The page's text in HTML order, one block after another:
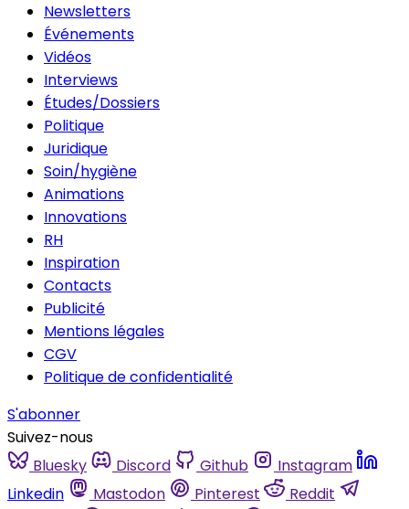
Newsletters
Événements
Vidéos
Interviews
Études/Dossiers
Politique
Juridique
Soin/hygiène
Animations
Innovations
RH
Inspiration
Contacts
Publicité
Mentions légales
CGV
Politique de confidentialité
S'abonner
Suivez-nous
Bluesky
Discord Github
Instagram
Linkedin
Mastodon Pinterest
Reddit